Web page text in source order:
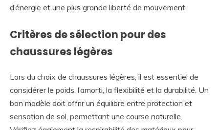
d’énergie et une plus grande liberté de mouvement.
Critères de sélection pour des
chaussures légères
Lors du choix de chaussures légères, il est essentiel de
considérer le poids, l’amorti, la flexibilité et la durabilité. Un
bon modèle doit offrir un équilibre entre protection et
sensation de sol, permettant une course naturelle.